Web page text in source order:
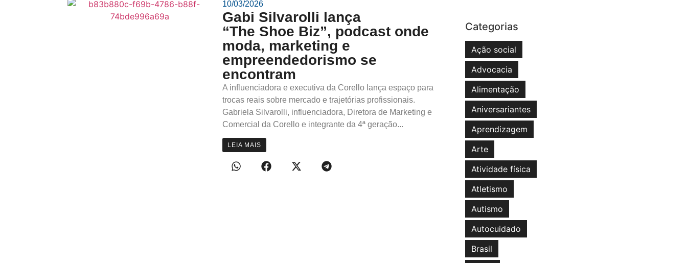
10/03/2026
Gabi Silvarolli lança
“The Shoe Biz”, podcast onde
moda, marketing e
empreendedorismo se
encontram
A influenciadora e executiva da Corello lança espaço para
trocas reais sobre mercado e trajetórias profissionais.
Gabriela Silvarolli, influenciadora, Diretora de Marketing e
Comercial da Corello e integrante da 4ª geração...
LEIA MAIS
Categorias
Ação social
Advocacia
Alimentação
Aniversariantes
Aprendizagem
Arte
Atividade física
Atletismo
Autismo
Autocuidado
Brasil